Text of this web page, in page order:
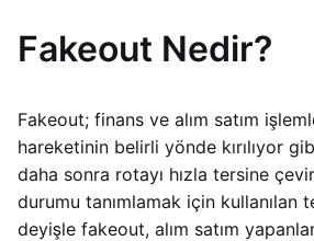
Fakeout Nedir?
Fakeout; finans ve alım satım
hareketinin belirli yönde kırılıyor
daha sonra rotayı hızla tersine
durumu tanımlamak için kullanılan
deyişle fakeout, alım satım